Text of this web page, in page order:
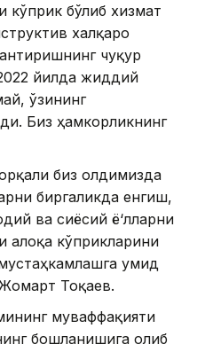
кўприк бўлиб хизмат
халқаро
чуқур
йилда жиддий
ўзининг
Биз ҳамкорликнинг
биз олдимизда
биргаликда енгиш,
ва сиёсий ё‘лларни
алоқа кўприкларини
умид
Тоқаев.
муваффақияти
бошланишига олиб